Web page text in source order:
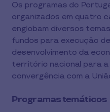
Os programas do
organizados em quatro
englobam diversos
fundos para execução
desenvolvimento da
território nacional para a
convergência com a
Programas temáticos